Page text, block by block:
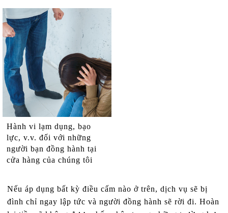
Hành vi lạm dụng, bạo
lực, v.v. đối với những
người bạn đồng hành tại
cửa hàng của chúng tôi
Nếu áp dụng bất kỳ điều cấm nào ở trên, dịch vụ sẽ bị
đình chỉ ngay lập tức và người đồng hành sẽ rời đi. Hoàn